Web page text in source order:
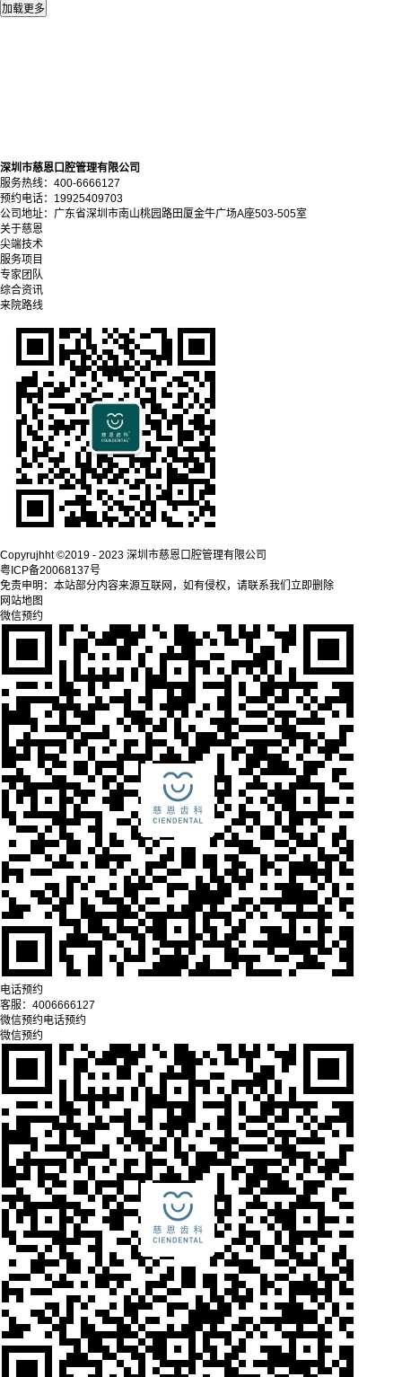
深圳市慈恩口腔管理有限公司
服务热线：400-6666127
预约电话：19925409703
公司地址：广东省深圳市南山桃园路田厦金牛广场A座503-505室
关于慈恩
尖端技术
服务项目
专家团队
综合资讯
来院路线
Copyrujhht ©2019 - 2023 深圳市慈恩口腔管理有限公司
粤ICP备20068137号
免责申明：本站部分内容来源互联网，如有侵权，请联系我们立即删除
网站地图
微信预约
电话预约
客服： 4006666127
微信预约电话预约
微信预约